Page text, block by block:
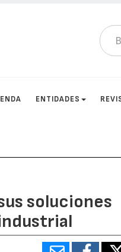
ENTIDADES
soluciones